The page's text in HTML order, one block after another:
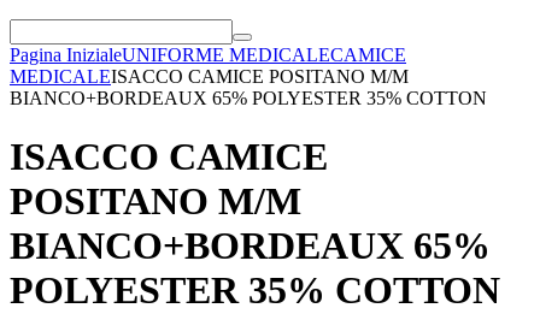
Pagina InizialeUNIFORME MEDICALECAMICE
MEDICALEISACCO CAMICE POSITANO M/M
BIANCO+BORDEAUX 65% POLYESTER 35% COTTON
ISACCO CAMICE
POSITANO M/M
BIANCO+BORDEAUX 65%
POLYESTER 35% COTTON